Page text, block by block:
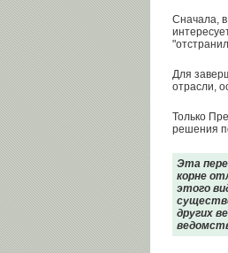
Сначала, в
Для
отрасли,
Только
решения
Эта
корне
этого
других